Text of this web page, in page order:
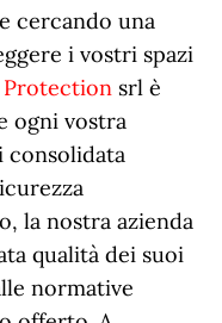
cercando una
i vostri spazi
Protection srl è
ogni vostra
consolidata
la nostra azienda
qualità dei suoi
normative